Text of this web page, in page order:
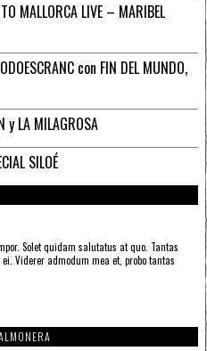
MALLORCA LIVE – MARIBEL
con FIN DEL MUNDO,
y LA MILAGROSA
SILOÉ
Solet quidam salutatus at quo. Tantas
Viderer admodum mea et, probo tantas